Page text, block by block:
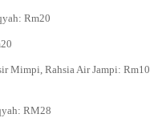
Rm20
Mimpi, Rahsia Air Jampi: Rm10
RM28